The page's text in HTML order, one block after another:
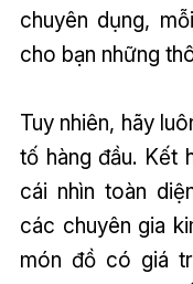
chuyên dụng,
cho bạn những
Tuy nhiên, hãy
tố hàng đầu. Kết
cái nhìn toàn
các chuyên gia
món đồ có giá